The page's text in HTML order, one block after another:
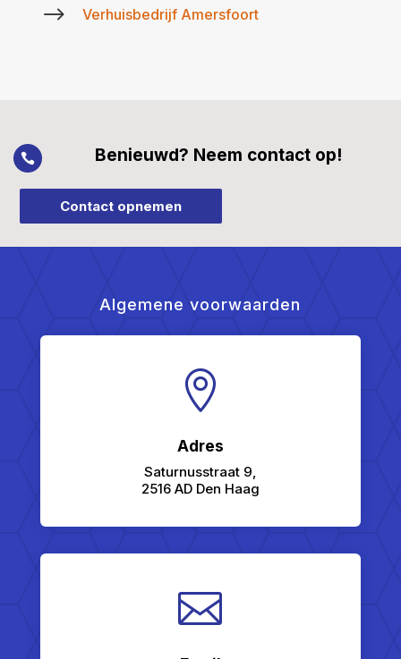
$ Verhuisbedrijf Amersfoort
 Benieuwd? Neem contact op!
Contact opnemen
Algemene voorwaarden

Adres
Saturnusstraat 9,
2516 AD Den Haag
